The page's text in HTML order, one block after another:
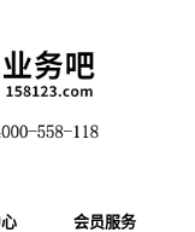
会员服务